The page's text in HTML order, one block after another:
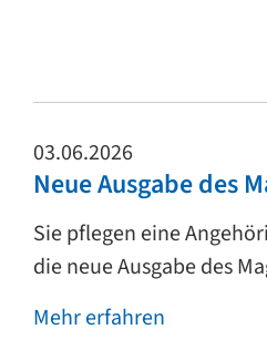
03.06.2026
Neue Ausgabe des
Sie pflegen eine
die neue Ausgabe des
Mehr erfahren